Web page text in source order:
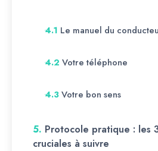
4.1 Le manuel du
4.2 Votre téléphone
4.3 Votre bon sens
5. Protocole pratique : les
cruciales à suivre